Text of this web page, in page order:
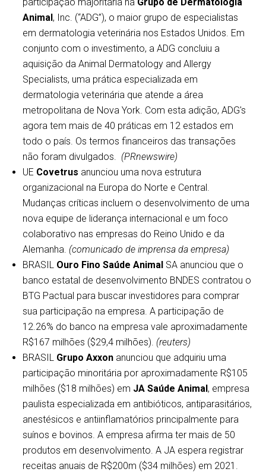
Animal , Inc. (“ADG”), o maior grupo de especialistas
em dermatologia veterinária nos Estados Unidos. Em
conjunto com o investimento, a ADG concluiu a
aquisição da Animal Dermatology and Allergy
Specialists, uma prática especializada em
dermatologia veterinária que atende a área
metropolitana de Nova York. Com esta adição, ADG's
agora tem mais de 40 práticas em 12 estados em
todo o país. Os termos financeiros das transações
não foram divulgados. (PRnewswire)
UE Covetrus anunciou uma nova estrutura
organizacional na Europa do Norte e Central.
Mudanças críticas incluem o desenvolvimento de uma
nova equipe de liderança internacional e um foco
colaborativo nas empresas do Reino Unido e da
Alemanha. (comunicado de imprensa da empresa)
BRASIL Ouro Fino Saúde Animal SA anunciou que o
banco estatal de desenvolvimento BNDES contratou o
BTG Pactual para buscar investidores para comprar
sua participação na empresa. A participação de
12.26% do banco na empresa vale aproximadamente
R$167 milhões ($29,4 milhões). (reuters)
BRASIL Grupo Axxon anunciou que adquiriu uma
participação minoritária por aproximadamente R$105
milhões ($18 milhões) em JA Saúde Animal , empresa
paulista especializada em antibióticos, antiparasitários,
anestésicos e antiinflamatórios principalmente para
suínos e bovinos. A empresa afirma ter mais de 50
produtos em desenvolvimento. A JA espera registrar
receitas anuais de R$200m ($34 milhões) em 2021.